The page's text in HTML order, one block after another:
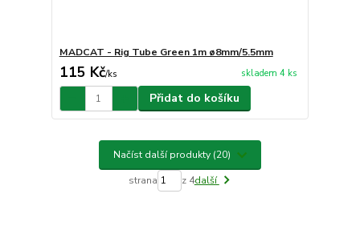
MADCAT - Rig Tube Green 1m ø8mm/5.5mm
115 Kč/ks skladem 4 ks
Přidat do košíku
Načíst další produkty (20)
strana z 4další